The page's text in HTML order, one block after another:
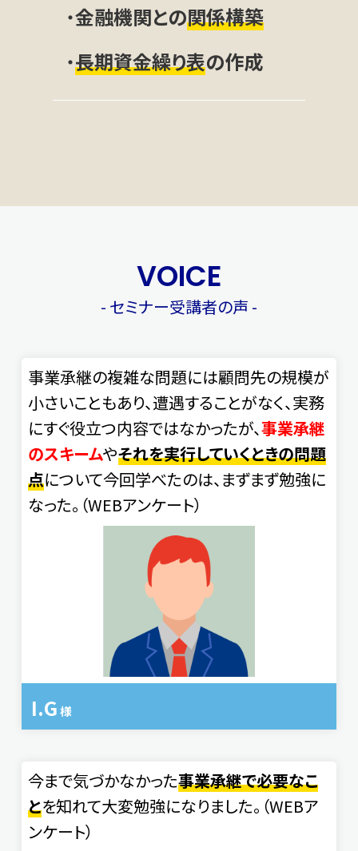
・金融機関との関係構築
・長期資金繰り表の作成
VOICE
- セミナー受講者の声 -
事業承継の複雑な問題には顧問先の規模が
小さいこともあり、遭遇することがなく、実務
にすぐ役立つ内容ではなかったが、事業承継
のスキームやそれを実行していくときの問題
点について今回学べたのは、まずまず勉強に
なった。（WEBアンケート）
I.G様
今まで気づかなかった事業承継で必要なこ
とを知れて大変勉強になりました。（WEBア
ンケート）